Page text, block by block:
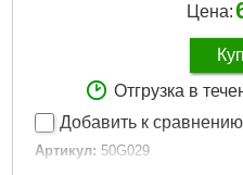
Цена:
Отгрузка в
Добавить к сравнению
Артикул: 50G029